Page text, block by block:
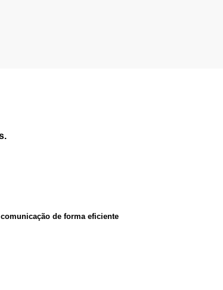
de forma eficiente